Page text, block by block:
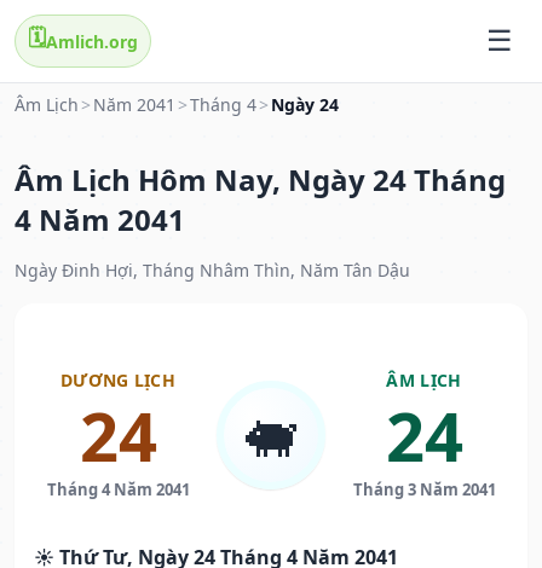
🗓️Amlich.org
Âm Lịch > Năm 2041 >Tháng 4> Ngày 24
Âm Lịch Hôm Nay, Ngày 24 Tháng
4 Năm 2041
Ngày Đinh Hợi, Tháng Nhâm Thìn, Năm Tân Dậu
DƯƠNG LỊCH
24
Tháng 4 Năm 2041
🐖
ÂM LỊCH
24
Tháng 3 Năm 2041
☀️ Thứ Tư, Ngày 24 Tháng 4 Năm 2041